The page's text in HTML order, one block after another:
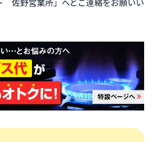
佐野営業所」へとご連絡をお願いい